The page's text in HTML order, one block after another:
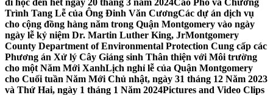
đi học đến hết ngày 20 tháng 3 năm 2024Cáo Phó và Chương
Trình Tang Lễ của Ông Đinh Văn CươngCác dự án dịch vụ
cho cộng đồng hàng năm trong Quận Montgomery vào ngày
ngày lễ kỷ niệm Dr. Martin Luther King, JrMontgomery
County Department of Environmental Protection Cung cấp các
Phương án Xử lý Cây Giáng sinh Thân thiện với Môi trường
cho một Năm Mới XanhLịch nghỉ lễ của Quận Montgomery
cho Cuối tuần Năm Mới Chủ nhật, ngày 31 tháng 12 Năm 2023
và Thứ Hai, ngày 1 tháng 1 Năm 2024Pictures and Video Clips